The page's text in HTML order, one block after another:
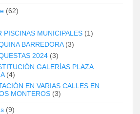
(62)
PISCINAS MUNICIPALES (1)
BARREDORA(3)
2024 (3)
GALERÍAS PLAZA
(4)
EN VARIAS CALLES EN
MONTEROS (3)
(9)